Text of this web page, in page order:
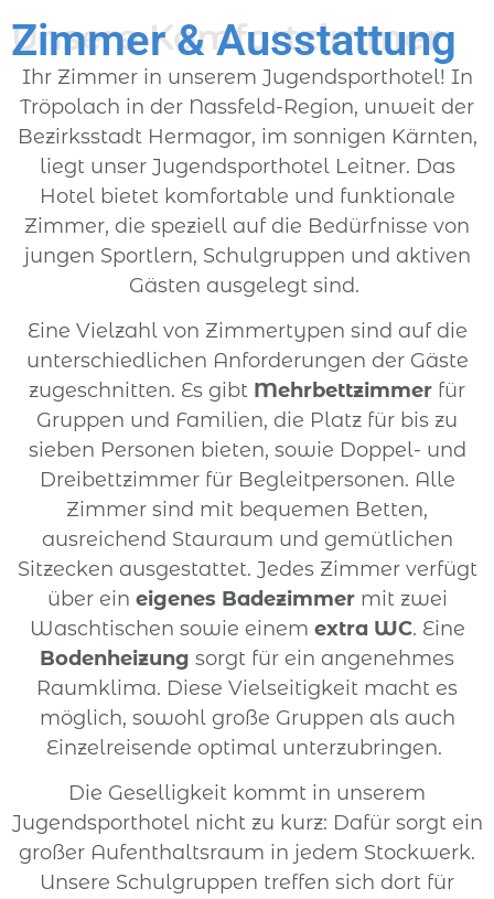
Unsere Komfortzimmer
Zimmer & Ausstattung
Ihr Zimmer in unserem Jugendsporthotel! In
Tröpolach in der Nassfeld-Region, unweit der
Bezirksstadt Hermagor, im sonnigen Kärnten,
liegt unser Jugendsporthotel Leitner. Das
Hotel bietet komfortable und funktionale
Zimmer, die speziell auf die Bedürfnisse von
jungen Sportlern, Schulgruppen und aktiven
Gästen ausgelegt sind.
Eine Vielzahl von Zimmertypen sind auf die
unterschiedlichen Anforderungen der Gäste
zugeschnitten. Es gibt Mehrbettzimmer für
Gruppen und Familien, die Platz für bis zu
sieben Personen bieten, sowie Doppel- und
Dreibettzimmer für Begleitpersonen. Alle
Zimmer sind mit bequemen Betten,
ausreichend Stauraum und gemütlichen
Sitzecken ausgestattet. Jedes Zimmer verfügt
über ein eigenes Badezimmermit zwei
Waschtischen sowie einem extra WC. Eine
Bodenheizung sorgt für ein angenehmes
Raumklima. Diese Vielseitigkeit macht es
möglich, sowohl große Gruppen als auch
Einzelreisende optimal unterzubringen.
Die Geselligkeit kommt in unserem
Jugendsporthotel nicht zu kurz: Dafür sorgt ein
großer Aufenthaltsraum in jedem Stockwerk.
Unsere Schulgruppen treffen sich dort für